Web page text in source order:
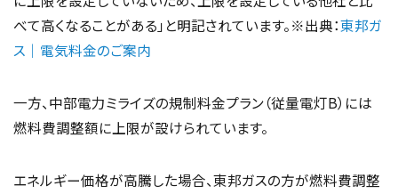
べて高くなることがある」と明記されています。※出典：東邦ガ
ス｜電気料金のご案内
一方、中部電力ミライズの規制料金プラン（従量電灯B）には
燃料費調整額に上限が設けられています。
エネルギー価格が高騰した場合、東邦ガスの方が燃料費調整